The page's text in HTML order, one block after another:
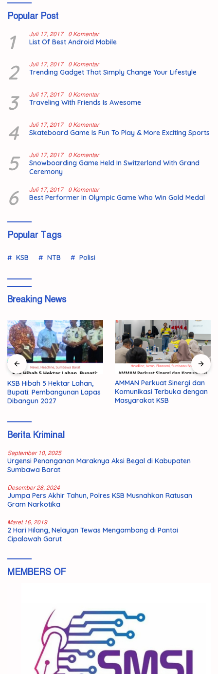
Popular Post
1 Juli 17, 2017 0 Komentar
List Of Best Android Mobile
2 Juli 17, 2017 0 Komentar
Trending Gadget That Simply Change Your Lifestyle
3 Juli 17, 2017 0 Komentar
Traveling With Friends Is Awesome
4 Juli 17, 2017 0 Komentar
Skateboard Game Is Fun To Play & More Exciting Sports
5 Juli 17, 2017 0 Komentar
Snowboarding Game Held In Switzerland With Grand
Ceremony
6 Juli 17, 2017 0 Komentar
Best Performer In Olympic Game Who Win Gold Medal
Popular Tags
KSB NTB Polisi
Breaking News
KSB Hibah 5 Hektar Lahan,
Bupati: Pembangunan Lapas
Dibangun 2027
AMMAN Perkuat Sinergi dan
Komunikasi Terbuka dengan
Masyarakat KSB
Berita Kriminal
September 10, 2025
Urgensi Penanganan Maraknya Aksi Begal di Kabupaten
Sumbawa Barat
Desember 28, 2024
Jumpa Pers Akhir Tahun, Polres KSB Musnahkan Ratusan
Gram Narkotika
Maret 16, 2019
2 Hari Hilang, Nelayan Tewas Mengambang di Pantai
Cipalawah Garut
MEMBERS OF